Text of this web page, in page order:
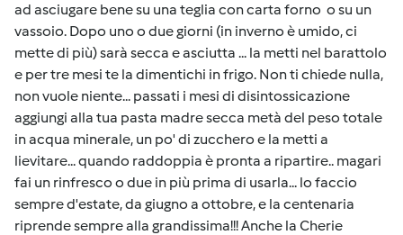
ad asciugare bene su una teglia con carta forno o su un
vassoio. Dopo uno o due giorni (in inverno è umido, ci
mette di più) sarà secca e asciutta ... la metti nel barattolo
e per tre mesi te la dimentichi in frigo. Non ti chiede nulla,
non vuole niente... passati i mesi di disintossicazione
aggiungi alla tua pasta madre secca metà del peso totale
in acqua minerale, un po' di zucchero e la metti a
lievitare... quando raddoppia è pronta a ripartire.. magari
fai un rinfresco o due in più prima di usarla... lo faccio
sempre d'estate, da giugno a ottobre, e la centenaria
riprende sempre alla grandissima!!! Anche la Cherie